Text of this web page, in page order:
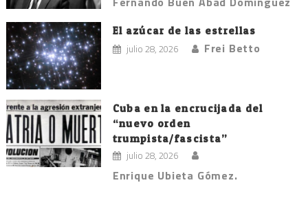
El azúcar de las estrellas
julio 28, 2026 Frei Betto
Cuba en la encrucijada del
“nuevo orden
trumpista/fascista”
julio 28, 2026
Enrique Ubieta Gómez.